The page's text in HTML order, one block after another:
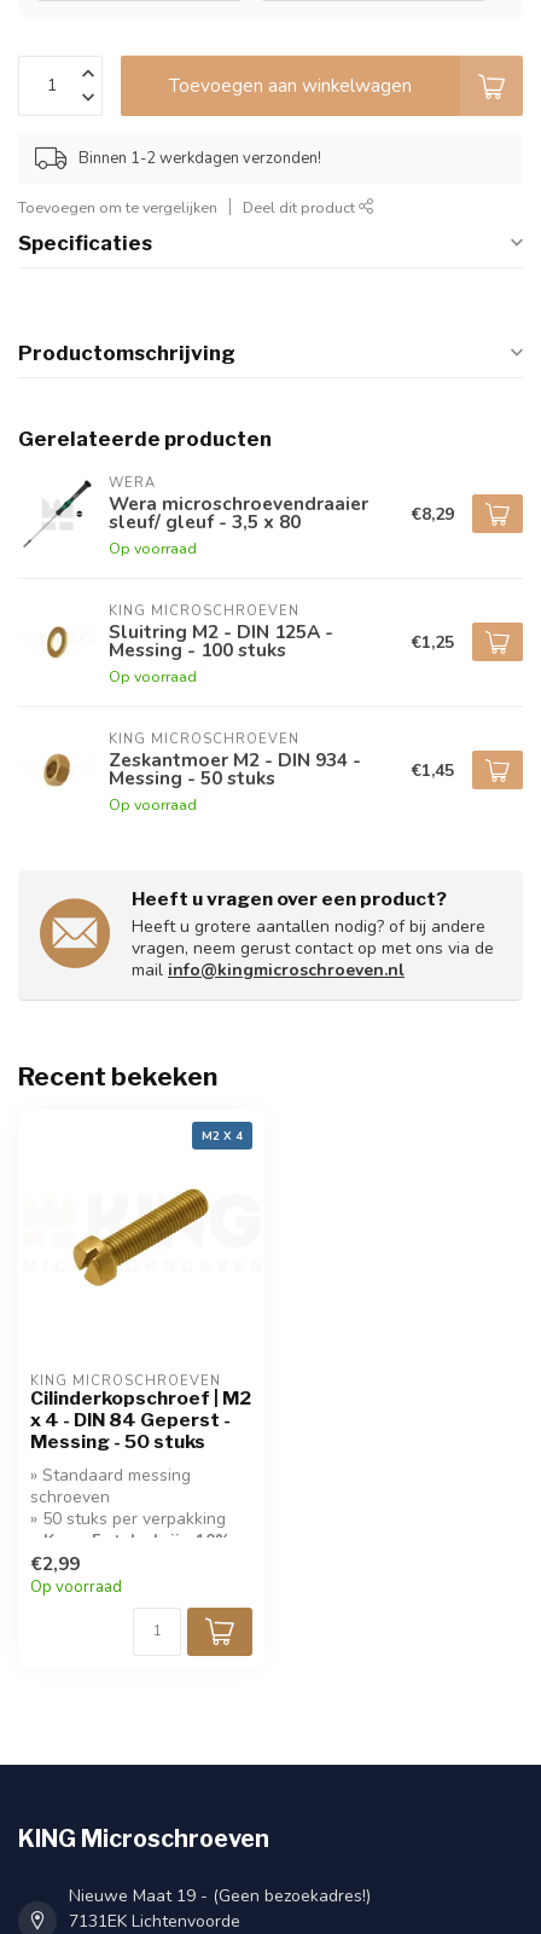
Toevoegen aan winkelwagen
Binnen 1-2 werkdagen verzonden!
Toevoegen om te vergelijken Deel dit product
Specificaties
Productomschrijving
Gerelateerde producten
WERA
Wera microschroevendraaier
sleuf/ gleuf - 3,5 x 80
Op voorraad
€8,29
KING MICROSCHROEVEN
Sluitring M2 - DIN 125A -
Messing - 100 stuks
Op voorraad
€1,25
KING MICROSCHROEVEN
Zeskantmoer M2 - DIN 934 -
Messing - 50 stuks
Op voorraad
€1,45
Heeft u vragen over een product?
Heeft u grotere aantallen nodig? of bij andere
vragen, neem gerust contact op met ons via de
mail info@kingmicroschroeven.nl
Recent bekeken
M2 X 4
KING MICROSCHROEVEN
Cilinderkopschroef | M2
x 4 - DIN 84 Geperst -
Messing - 50 stuks
» Standaard messing
schroeven
» 50 stuks per verpakking
» Koop 5 stuks krijg 10%
korting!
€2,99
Op voorraad
KING Microschroeven
Nieuwe Maat 19 - (Geen bezoekadres!)
7131EK Lichtenvoorde